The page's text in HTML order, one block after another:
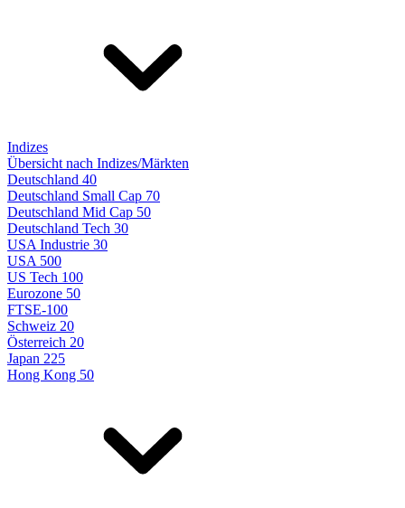
Indizes
Übersicht nach Indizes/Märkten
Deutschland 40
Deutschland Small Cap 70
Deutschland Mid Cap 50
Deutschland Tech 30
USA Industrie 30
USA 500
US Tech 100
Eurozone 50
FTSE-100
Schweiz 20
Österreich 20
Japan 225
Hong Kong 50